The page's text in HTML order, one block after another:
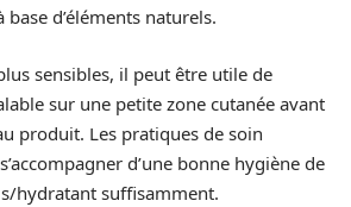
d’éléments naturels.
sensibles, il peut être utile de
sur une petite zone cutanée avant
produit. Les pratiques de soin
d’une bonne hygiène de
hydratant suffisamment.